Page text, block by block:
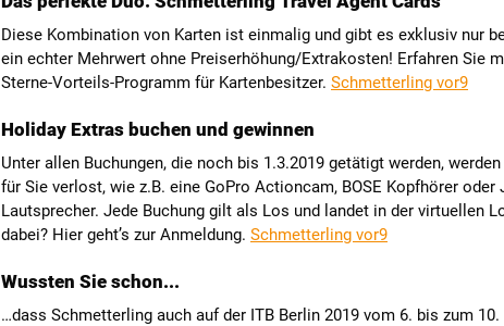
Diese Kombination von Karten ist einmalig und gibt es exklusiv nur
ein echter Mehrwert ohne Preiserhöhung/Extrakosten! Erfahren Sie
Sterne-Vorteils-Programm für Kartenbesitzer. Schmetterling vor9
Holiday Extras buchen und gewinnen
Unter allen Buchungen, die noch bis 1.3.2019 getätigt werden,
für Sie verlost, wie z.B. eine GoPro Actioncam, BOSE Kopfhörer oder
Lautsprecher. Jede Buchung gilt als Los und landet in der virtuellen
dabei? Hier geht’s zur Anmeldung. Schmetterling vor9
Wussten Sie schon...
…dass Schmetterling auch auf der ITB Berlin 2019 vom 6. bis zum